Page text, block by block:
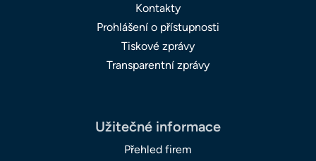
Kontakty
Prohlášení o přístupnosti
Tiskové zprávy
Transparentní zprávy
Užitečné informace
Přehled firem